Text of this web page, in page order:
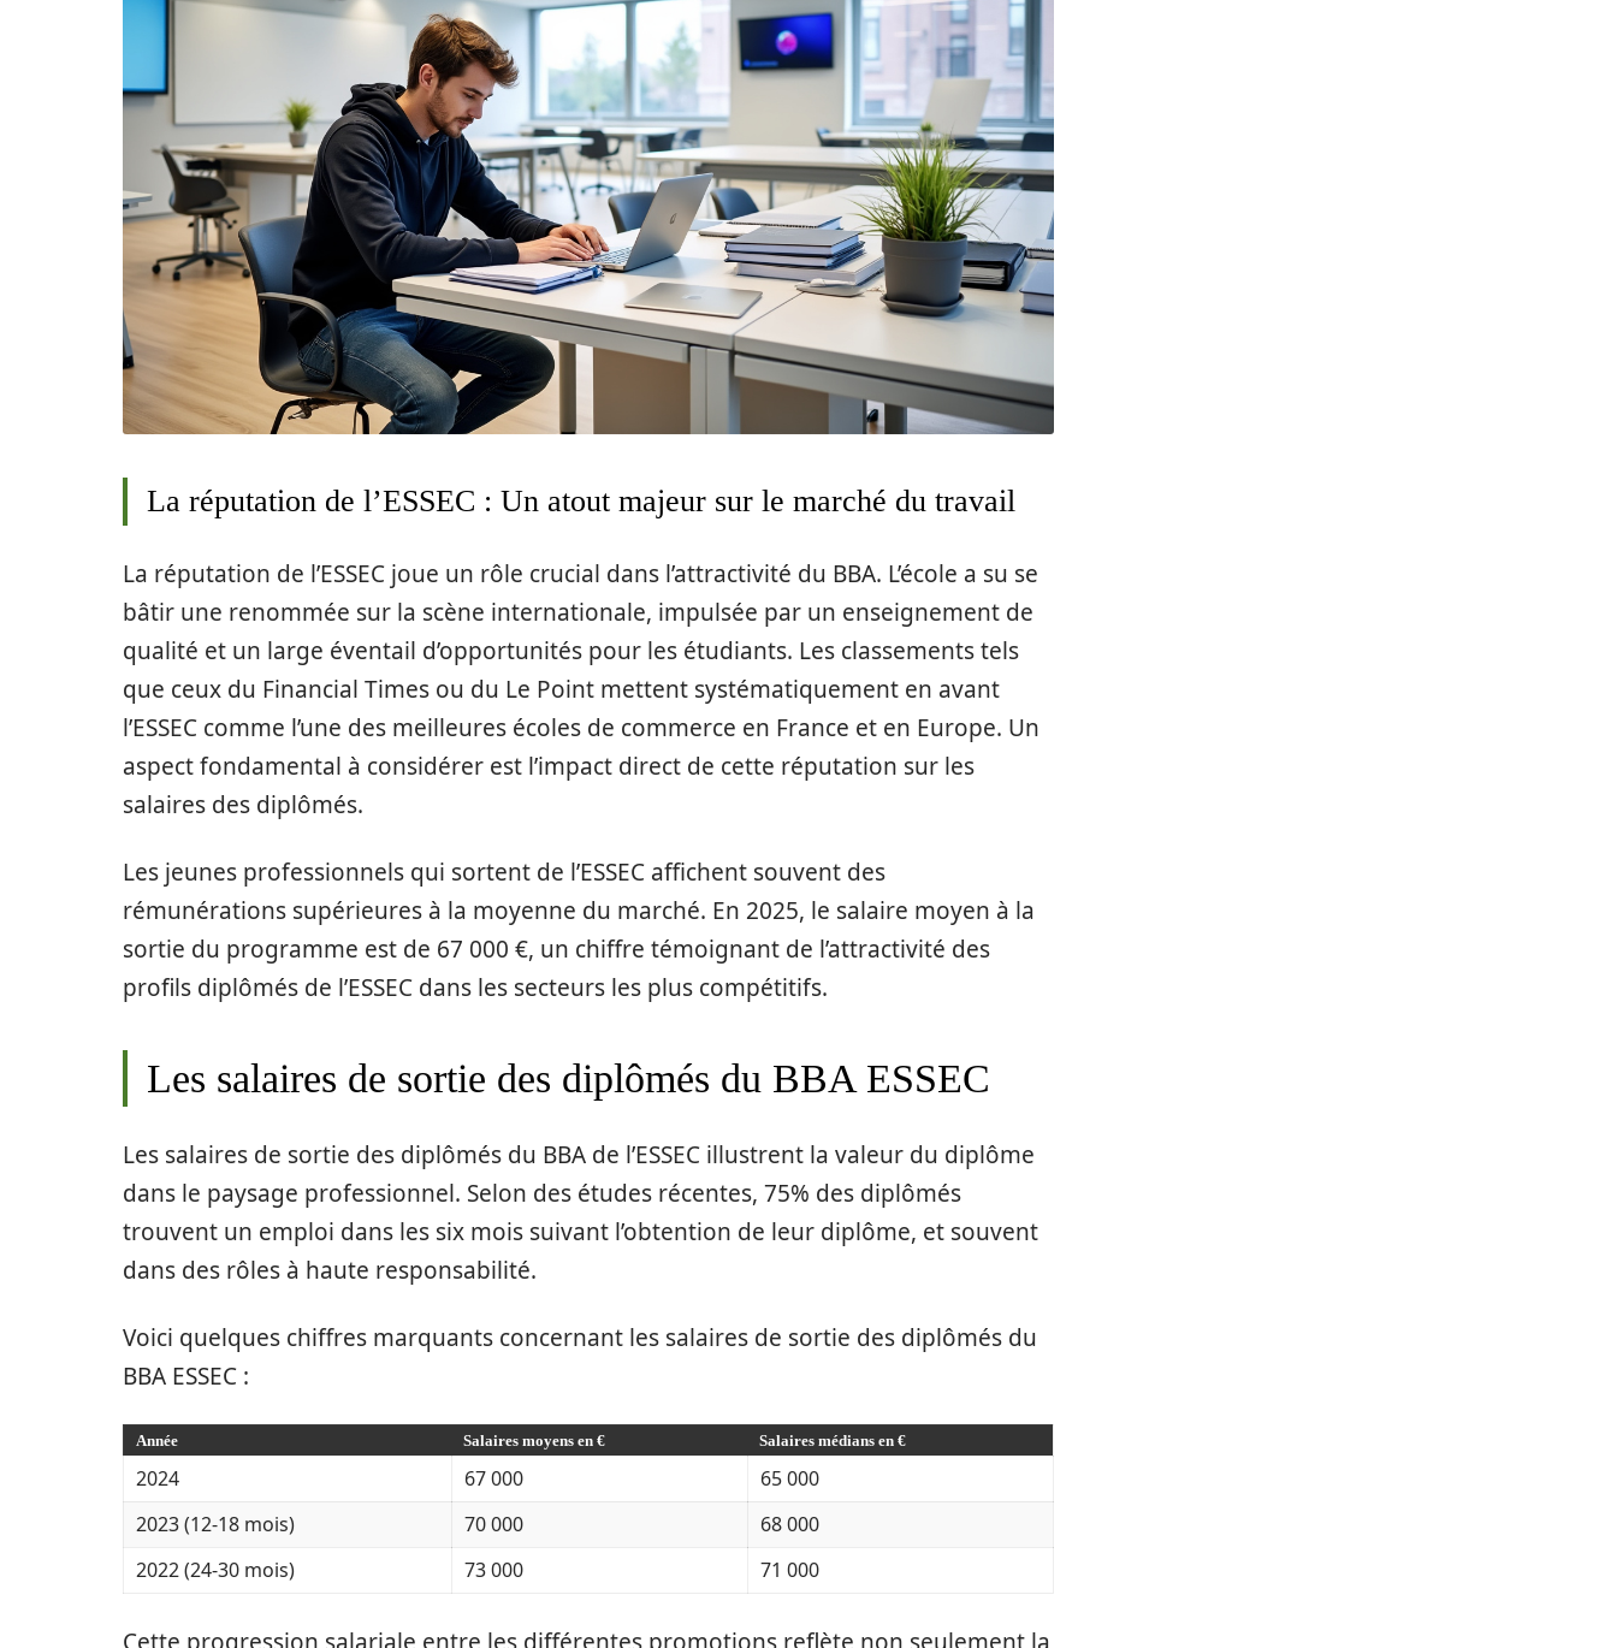
La réputation de l’ESSEC : Un atout majeur sur le marché du travail
La réputation de l’ESSEC joue un rôle crucial dans l’attractivité du BBA. L’école a su se
bâtir une renommée sur la scène internationale, impulsée par un enseignement de
qualité et un large éventail d’opportunités pour les étudiants. Les classements tels
que ceux du Financial Times ou du Le Point mettent systématiquement en avant
l’ESSEC comme l’une des meilleures écoles de commerce en France et en Europe. Un
aspect fondamental à considérer est l’impact direct de cette réputation sur les
salaires des diplômés.
Les jeunes professionnels qui sortent de l’ESSEC affichent souvent des
rémunérations supérieures à la moyenne du marché. En 2025, le salaire moyen à la
sortie du programme est de 67 000 €, un chiffre témoignant de l’attractivité des
profils diplômés de l’ESSEC dans les secteurs les plus compétitifs.
Les salaires de sortie des diplômés du BBA ESSEC
Les salaires de sortie des diplômés du BBA de l’ESSEC illustrent la valeur du diplôme
dans le paysage professionnel. Selon des études récentes, 75% des diplômés
trouvent un emploi dans les six mois suivant l’obtention de leur diplôme, et souvent
dans des rôles à haute responsabilité.
Voici quelques chiffres marquants concernant les salaires de sortie des diplômés du
BBA ESSEC :
Année Salaires moyens en € Salaires médians en €
2024 67 000
65 000
2023 (12-18 mois)
70 000
68 000
2022 (24-30 mois)
73 000 71 000